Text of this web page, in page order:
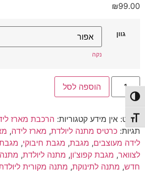
הפעל/כבה ניגודיות גבוהה
מתג גודל גופן
₪99.00
גוון
נקה
כמות
של
מגבת
חיבוקי
קפוצ’ון
הוספה לסל
מק"ט: אין מידע קטגוריות: הרכבת מארז
תגיות: כרטיס מתנה ליולדת, מארז לידה,
לידה מעוצבים, מגבת, מגבת חיבוקי, מגבת
לצוואר, מגבת קפוצ'ון, מתנה ליולדת, מתנה
חדש, מתנה לתינוקת, מתנה מקורית